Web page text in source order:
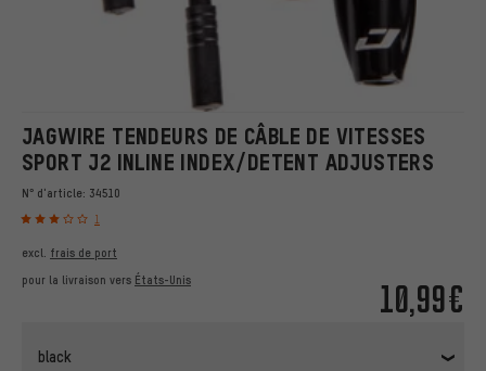
JAGWIRE TENDEURS DE CÂBLE DE VITESSES
SPORT J2 INLINE INDEX/DETENT ADJUSTERS
N° d'article: 34510
1
10,99€
excl. frais de port
pour la livraison vers États-Unis
black